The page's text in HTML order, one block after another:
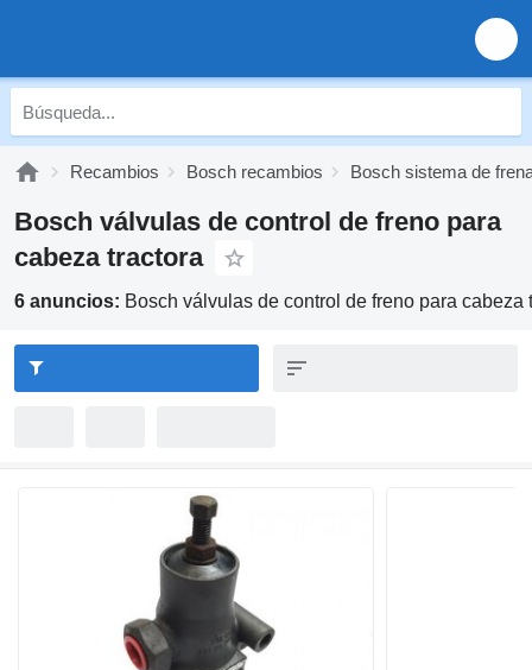
Recambios Bosch recambios Bosch sistema de
Bosch válvulas de control de freno para
cabeza tractora
6 anuncios: Bosch válvulas de control de freno para cabeza